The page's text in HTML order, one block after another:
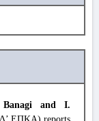
Banagi and I.